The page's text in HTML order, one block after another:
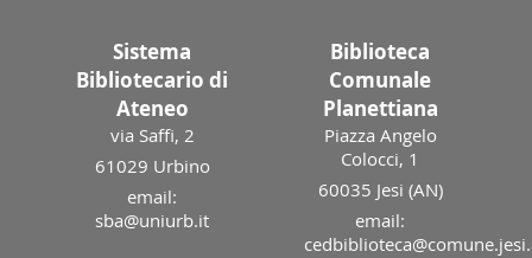
Sistema
Bibliotecario di
Ateneo
via Saffi, 2
61029 Urbino
email:
sba@uniurb.it
Biblioteca
Comunale
Planettiana
Piazza Angelo
Colocci, 1
60035 Jesi (AN)
email: